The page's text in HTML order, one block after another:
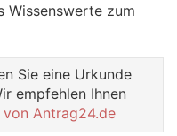
Wissenswerte zum
Sie eine Urkunde
empfehlen Ihnen
Antrag24.de